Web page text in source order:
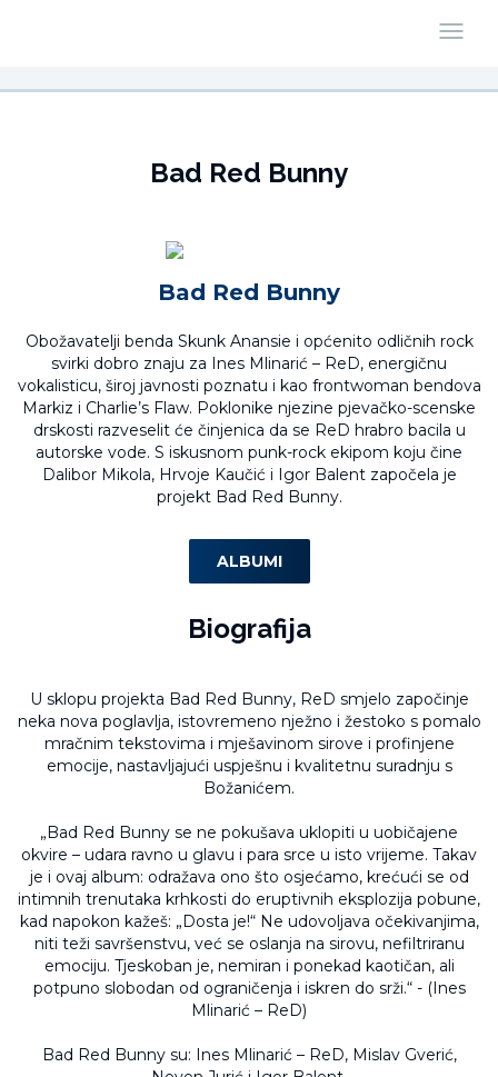
Bad Red Bunny
Bad Red Bunny
Obožavatelji benda Skunk Anansie i općenito odličnih rock
svirki dobro znaju za Ines Mlinarić – ReD, energičnu
vokalisticu, široj javnosti poznatu i kao frontwoman bendova
Markiz i Charlie’s Flaw. Poklonike njezine pjevačko-scenske
drskosti razveselit će činjenica da se ReD hrabro bacila u
autorske vode. S iskusnom punk-rock ekipom koju čine
Dalibor Mikola, Hrvoje Kaučić i Igor Balent započela je
projekt Bad Red Bunny.
ALBUMI
Biografija
U sklopu projekta Bad Red Bunny, ReD smjelo započinje
neka nova poglavlja, istovremeno nježno i žestoko s pomalo
mračnim tekstovima i mješavinom sirove i profinjene
emocije, nastavljajući uspješnu i kvalitetnu suradnju s
Božanićem.
„Bad Red Bunny se ne pokušava uklopiti u uobičajene
okvire – udara ravno u glavu i para srce u isto vrijeme. Takav
je i ovaj album: odražava ono što osjećamo, krećući se od
intimnih trenutaka krhkosti do eruptivnih eksplozija pobune,
kad napokon kažeš: „Dosta je!“ Ne udovoljava očekivanjima,
niti teži savršenstvu, već se oslanja na sirovu, nefiltriranu
emociju. Tjeskoban je, nemiran i ponekad kaotičan, ali
potpuno slobodan od ograničenja i iskren do srži.“ - (Ines
Mlinarić – ReD)
Bad Red Bunny su: Ines Mlinarić – ReD, Mislav Gverić,